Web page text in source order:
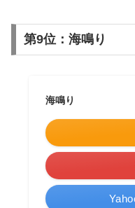
第9位：海鳴り
海鳴り